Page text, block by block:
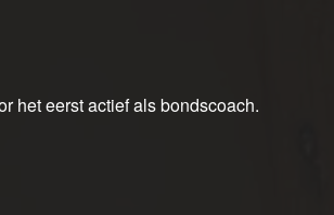
het eerst actief als bondscoach.